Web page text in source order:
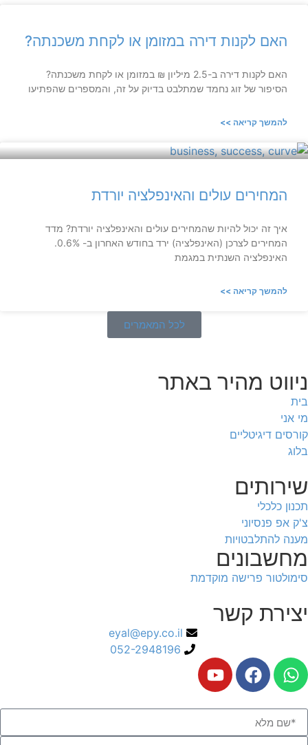
האם לקנות דירה במזומן או לקחת משכנתה?
האם לקנות דירה ב-2.5 מיליון ₪ במזומן או לקחת משכנתה?
הסיפור של זוג נחמד שמתלבט בדיוק על זה, והמספרים שהפתיעו
להמשך קריאה >>
המחירים עולים והאינפלציה יורדת
איך זה יכול להיות שהמחירים עולים והאינפלציה יורדת? מדד
המחירים לצרכן (האינפלציה) ירד בחודש האחרון ב- 0.6%.
האינפלציה השנתית במגמת
להמשך קריאה >>
לכל המאמרים
ניווט מהיר באתר
בית
מי אני
קורסים דיגיטליים
בלוג
שירותים
תכנון כלכלי
צ'ק אפ פנסיוני
מענה להתלבטויות
מחשבונים
סימולטור פרישה מוקדמת
יצירת קשר
eyal@epy.co.il
052-2948196